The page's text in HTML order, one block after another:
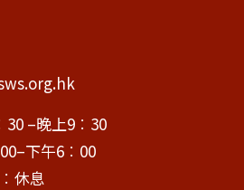
–晚上9︰30
下午6︰00
休息